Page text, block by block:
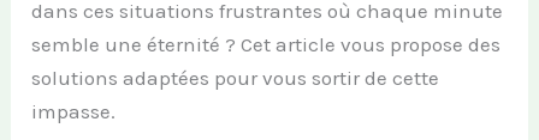
dans ces situations frustrantes où chaque minute
semble une éternité ? Cet article vous propose des
solutions adaptées pour vous sortir de cette
impasse.